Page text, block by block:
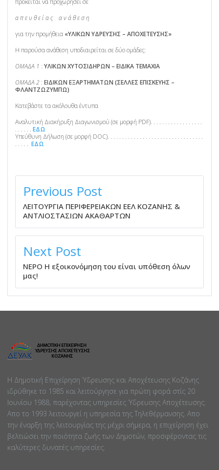
α π ε υ θ ε ί α ς α ν ά θ ε σ η
για την προμήθεια «ΥΛΙΚΩΝ ΥΔΡΕΥΣΗΣ – ΑΠΟΧΕΤΕΥΣΗΣ»
Η παρούσα ανάθεση υποδιαιρείται σε δύο ομάδες:
ΟΜΑΔΑ 1 : ΥΛΙΚΩΝ ΧΥΤΟΣΙΔΗΡΩΝ – ΕΙΔΙΚΑ ΤΕΜΑΧΙΑ
ΟΜΑΔΑ 2 : ΕΙΔΙΚΩΝ ΕΞΑΡΤΗΜΑΤΩΝ (ΣΕΛΛΕΣ ΕΠΙΣΚΕΥΗΣ –
ΦΛΑΝΤΖΩΖΥΜΠΩ)
Κατεβάστε τα ακόλουθα έντυπα
Αναλυτική Διακήρυξη Διαγωνισμού (σε μορφή PDF). . . . . . . . . . . . . . . . . .
. . . . . . ΕΔΩ
Υπεύθυνη Δήλωση (σε μορφή DOC). . . . . . . . . . . . . . . . . . . . . . . . . . . . . . . . .
. . . . . ΕΔΩ
ΠΛΟΉΓΗΣΗ
ΆΡΘΡΩΝ
Previous Post
ΛΕΙΤΟΥΡΓΙΑ ΠΕΡΙΦΕΡΕΙΑΚΩΝ ΕΕΛ ΚΟΖΑΝΗΣ &
ΑΝΤΛΙΟΣΤΑΣΙΩΝ ΑΚΑΘΑΡΤΩΝ
Next Post
ΝΕΡΟ Η εξοικονόμηση του είναι υπόθεση όλων
μας!
Η Δημοτική Επιχείρηση Ύδρευσης και Αποχέτευσης Κοζάνης
ιδρύθηκε το 1985 και λειτούργησε για πρώτη φορά στίς 20
Ιουνίου 1988, παρέχοντας υπηρεσίες Ύδρευσης Αποχέτευσης.
Απο το 1993 λειτουργεί η υπηρεσία της Τηλεθέρμανσης. Απο
την έναρξη της λειτουργίας της μέχρι σήμερα, η επιχείρηση έχει
βελτιώσει την ποιότητα ζωής των Δημοτών, προσφέροντας τις
καλύτερες δυνατές υπηρεσίες.